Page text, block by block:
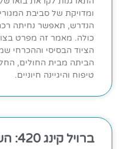
ומדויקת של סביבת
הנדרש, תאפשר נחיתה
כולה. מאמר זה מפרט
הציוד הבסיסי וההכרחי
הביתה מבית החולים, החל
טיפוח והיגיינה חיוניים.